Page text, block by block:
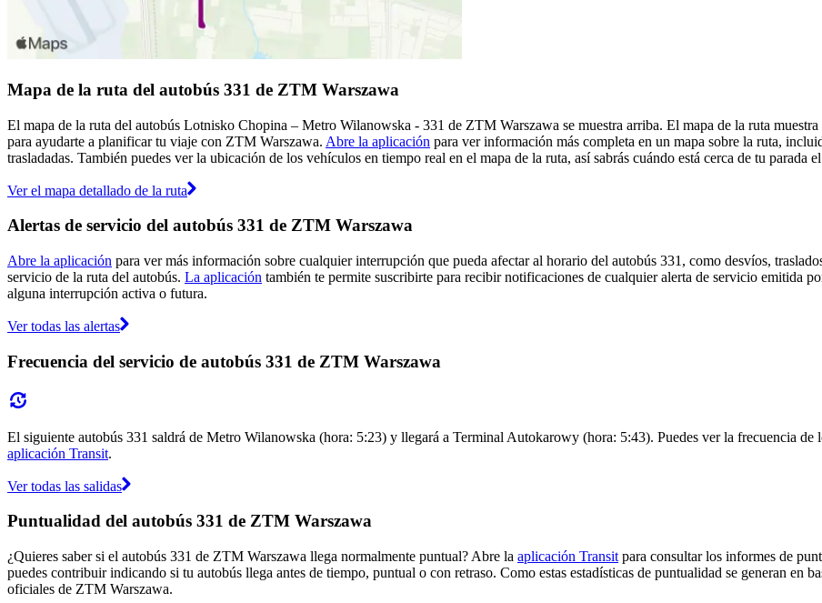
Mapa de la ruta del autobús 331 de ZTM Warszawa
El mapa de la ruta del autobús Lotnisko Chopina – Metro Wilanowska - 331 de ZTM Warszawa se muestra arriba. El mapa de la ruta
para ayudarte a planificar tu viaje con ZTM Warszawa. Abre la aplicación para ver información más completa en un mapa sobre la ruta,
trasladadas. También puedes ver la ubicación de los vehículos en tiempo real en el mapa de la ruta, así sabrás cuándo está cerca de tu parada
Ver el mapa detallado de la ruta
Alertas de servicio del autobús 331 de ZTM Warszawa
Abre la aplicación para ver más información sobre cualquier interrupción que pueda afectar al horario del autobús 331, como desvíos,
servicio de la ruta del autobús. La aplicación también te permite suscribirte para recibir notificaciones de cualquier alerta de servicio emitida
alguna interrupción activa o futura.
Ver todas las alertas
Frecuencia del servicio de autobús 331 de ZTM Warszawa
El siguiente autobús 331 saldrá de Metro Wilanowska (hora: 5:23) y llegará a Terminal Autokarowy (hora: 5:43). Puedes ver la frecuencia de
aplicación Transit.
Ver todas las salidas
Puntualidad del autobús 331 de ZTM Warszawa
¿Quieres saber si el autobús 331 de ZTM Warszawa llega normalmente puntual? Abre la aplicación Transit para consultar los informes de
puedes contribuir indicando si tu autobús llega antes de tiempo, puntual o con retraso. Como estas estadísticas de puntualidad se generan en
oficiales de ZTM Warszawa.